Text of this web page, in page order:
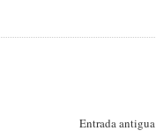
Entrada antigua